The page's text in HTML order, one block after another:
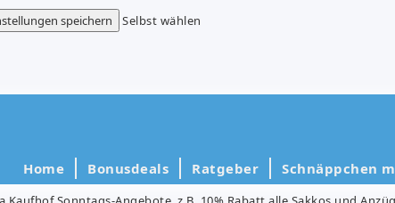
speichern
Selbst wählen
Home Bonusdeals Ratgeber Schnäppchen